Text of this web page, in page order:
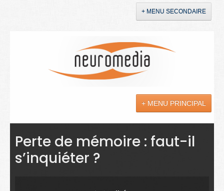
+ MENU SECONDAIRE
+ MENU PRINCIPAL
Actualités
Sciences
Perte de mémoire : faut-il
s’inquiéter ?